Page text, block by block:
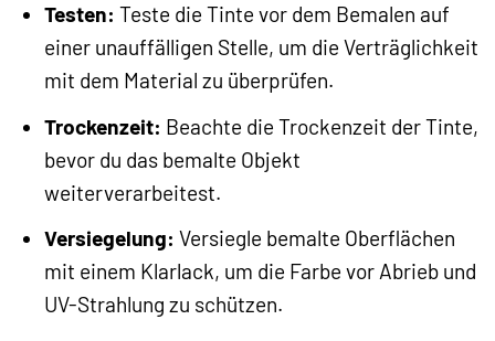
Testen: Teste die Tinte vor dem Bemalen auf
einer unauffälligen Stelle, um die Verträglichkeit
mit dem Material zu überprüfen.
Trockenzeit: Beachte die Trockenzeit der Tinte,
bevor du das bemalte Objekt
weiterverarbeitest.
Versiegelung: Versiegle bemalte Oberflächen
mit einem Klarlack, um die Farbe vor Abrieb und
UV-Strahlung zu schützen.